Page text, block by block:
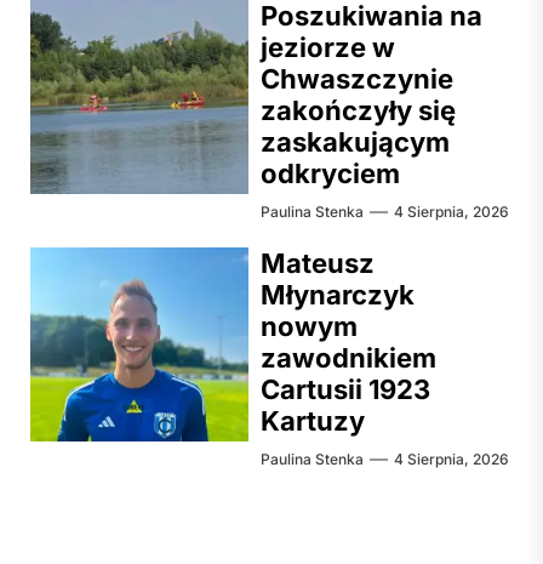
Poszukiwania na
jeziorze w
Chwaszczynie
zakończyły się
zaskakującym
odkryciem
Paulina Stenka 4 Sierpnia, 2026
Mateusz
Młynarczyk
nowym
zawodnikiem
Cartusii 1923
Kartuzy
Paulina Stenka 4 Sierpnia, 2026